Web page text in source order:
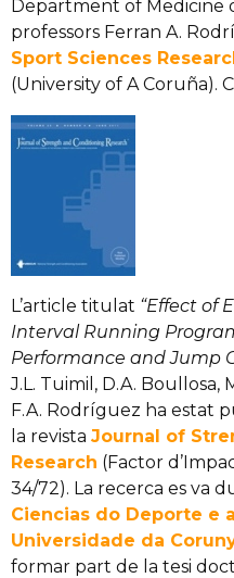
Department of Medicine
professors Ferran A.
Sport Sciences
(University of A Coruña).
L’article titulat “Effect of
Interval Running
Performance and Jump
J.L. Tuimil, D.A.
F.A. Rodríguez ha estat
la revista Journal of
Research (Factor
34/72). La recerca es va
Ciencias do Deporte e
Universidade da
formar part de la tesi